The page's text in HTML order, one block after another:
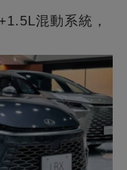
混動系統，